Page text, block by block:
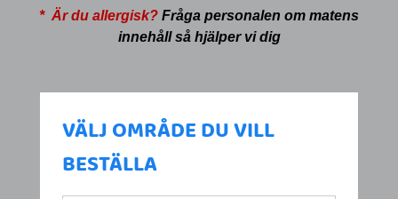
* Är du allergisk? Fråga personalen om matens
innehåll så hjälper vi dig
VÄLJ OMRÅDE DU VILL
BESTÄLLA